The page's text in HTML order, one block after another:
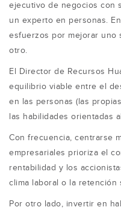
ejecutivo de negocios con
un experto en personas.
esfuerzos por mejorar uno
otro.
El Director de Recursos
equilibrio viable entre el
en las personas (las
las habilidades orientadas
Con frecuencia, centrarse
empresariales prioriza el
rentabilidad y los
clima laboral o la retención
Por otro lado, invertir en